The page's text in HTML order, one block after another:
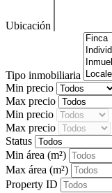
Ubicación
Tipo inmobiliaria
Min precio
Max precio
Min precio
Max precio
Status
Min área (m²)
Max área (m²)
Property ID